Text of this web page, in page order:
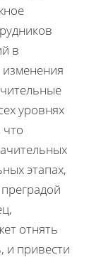
в
изменения
уровнях
что
этапах,
отнять
и привести